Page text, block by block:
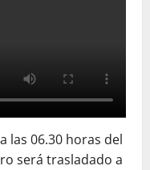
las 06.30 horas del
será trasladado a